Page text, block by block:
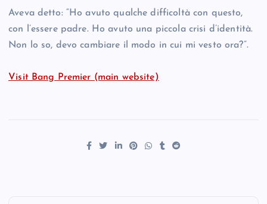
Aveva detto: “Ho avuto qualche difficoltà con questo,
con l’essere padre. Ho avuto una piccola crisi d’identità.
Non lo so, devo cambiare il modo in cui mi vesto ora?”.
Visit Bang Premier (main website)